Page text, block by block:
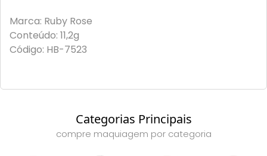
Marca: Ruby Rose
Conteúdo: 11,2g
Código: HB-7523
Categorias Principais
compre maquiagem por categoria